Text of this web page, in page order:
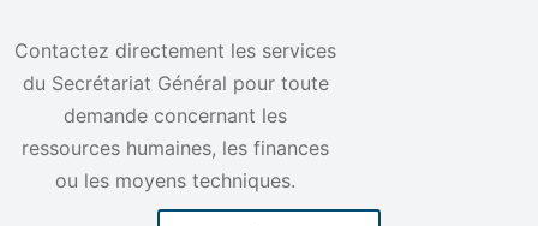
Contactez directement les services
du Secrétariat Général pour toute
demande concernant les
ressources humaines, les finances
ou les moyens techniques.